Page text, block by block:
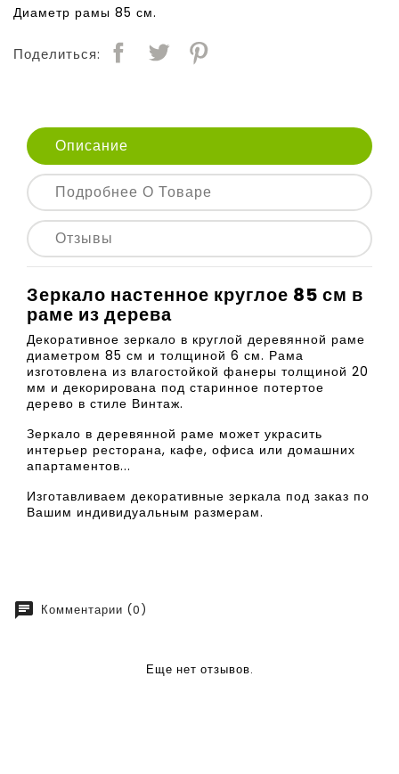
Диаметр рамы 85 см.
Поделиться:
Описание
Подробнее О Товаре
Отзывы
Зеркало настенное круглое 85 см в
раме из дерева
Декоративное зеркало в круглой деревянной раме
диаметром 85 см и толщиной 6 см. Рама
изготовлена из влагостойкой фанеры толщиной 20
мм и декорирована под старинное потертое
дерево в стиле Винтаж.
Зеркало в деревянной раме может украсить
интерьер ресторана, кафе, офиса или домашних
апартаментов...
Изготавливаем декоративные зеркала под заказ по
Вашим индивидуальным размерам.
chat Комментарии (0)
Еще нет отзывов.